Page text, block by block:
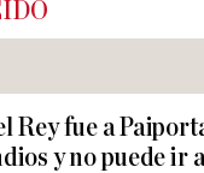
Rey fue a
y no puede ir